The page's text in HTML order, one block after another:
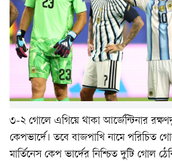
৩-২ গোলে এগিয়ে থাকা আর্জেন্টিনার
কেপভার্দে। তবে বাজপাখি নামে পরিচিত
মার্তিনেস কেপ ভার্দের নিশ্চিত দুটি গোল